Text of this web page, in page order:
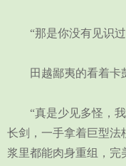
“那是你没有见识
田越鄙夷的看着卡彭
“真是少见多怪，我
长剑，一手拿着巨型法
浆里都能肉身重组，完